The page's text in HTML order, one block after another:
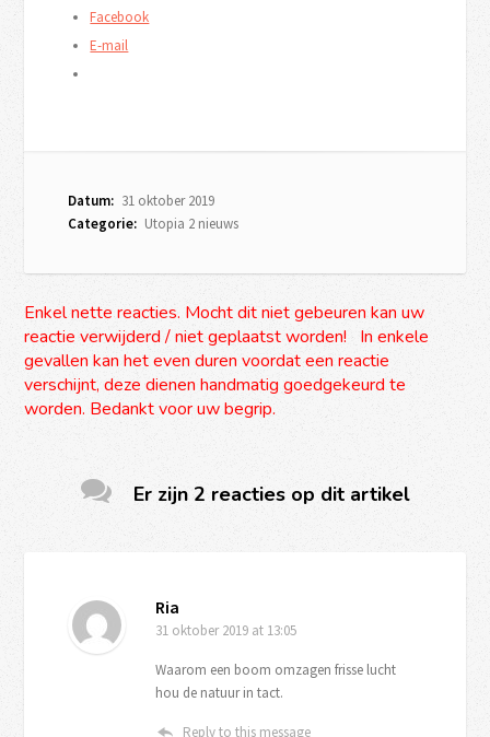
Facebook
E-mail
Datum: 31 oktober 2019
Categorie: Utopia 2 nieuws
Enkel nette reacties. Mocht dit niet gebeuren kan uw
reactie verwijderd / niet geplaatst worden! In enkele
gevallen kan het even duren voordat een reactie
verschijnt, deze dienen handmatig goedgekeurd te
worden. Bedankt voor uw begrip.
Er zijn 2 reacties op dit artikel
Ria
31 oktober 2019 at 13:05
Waarom een boom omzagen frisse lucht
hou de natuur in tact.
Reply to this message